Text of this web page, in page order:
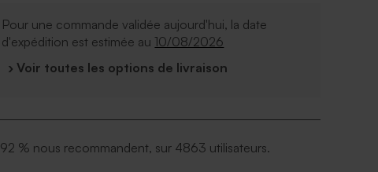
Pour une commande validée aujourd'hui, la date
d'expédition est estimée au 10/08/2026
› Voir toutes les options de livraison
92 % nous recommandent, sur 4863 utilisateurs.